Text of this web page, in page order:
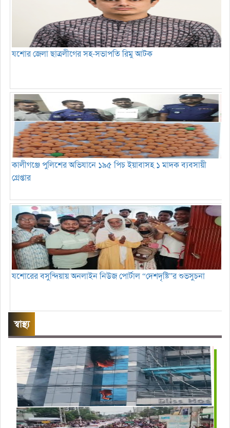
যশোর জেলা ছাত্রলীগের সহ-সভাপতি রিমু আটক
কালীগঞ্জে পুলিশের অভিযানে ১৯৫ পিচ ইয়াবাসহ ১ মাদক ব্যবসায়ী
গ্রেপ্তার
যশোরের বসুন্দিয়ায় অনলাইন নিউজ পোর্টাল “দেশদৃষ্টি”র শুভসুচনা
স্বাস্থ্য